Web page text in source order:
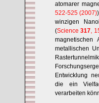
atomarer
522-525 (2007)
winzigen
(Science317,
magnetischen
metallischen
Entwicklung
die ein
verarbeiten